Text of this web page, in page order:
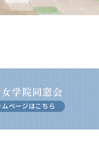
学院同窓会
ムページはこちら